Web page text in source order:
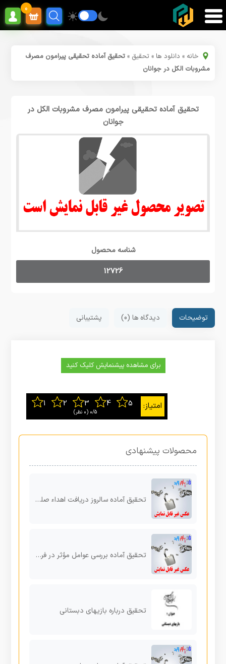
0
خانه » دانلود ها » تحقیق »تحقیق آماده تحقیقی پیرامون مصرف
مشروبات الکل در جوانان
تحقیق آماده تحقیقی پیرامون مصرف مشروبات الکل در
جوانان
شناسه محصول
12726
توضیحات دیدگاه ها (0) پشتیبانی
برای مشاهده پیشنمایش کلیک کنید
0/5 ‫(0 نظر)
محصولات پیشنهادی
تحقیق آماده سالروز دریافت اهداء صلح نوبل به شهید مارتین لوتر کینگ اکتبر ( ۲۲ مهر)
تحقیق آماده بررسی عوامل مؤثر در فرار مغزها به عنوان عظیم ترینپشتوانه منابع انسانی، ضامن منابع ملی، توسعه
تحقیق درباره بازیهای دبستانی